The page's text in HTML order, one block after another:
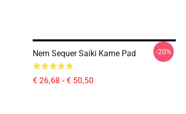
Nem Sequer Saiki Kame Pad
€ 26,68 - € 50,50
-20%